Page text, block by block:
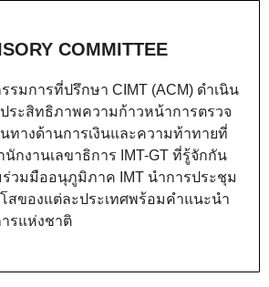
COMMITTEE
มการที่ปรึกษา CIMT (ACM) ดำเนิน
ระสิทธิภาพความก้าวหน้าการตรวจ
ทางด้านการเงินและความท้าทายที่
กงานเลขาธิการ IMT-GT ที่รู้จักกัน
วมมืออนุภูมิภาค IMT นำการประชุม
สของแต่ละประเทศพร้อมคำแนะนำ
รแห่งชาติ